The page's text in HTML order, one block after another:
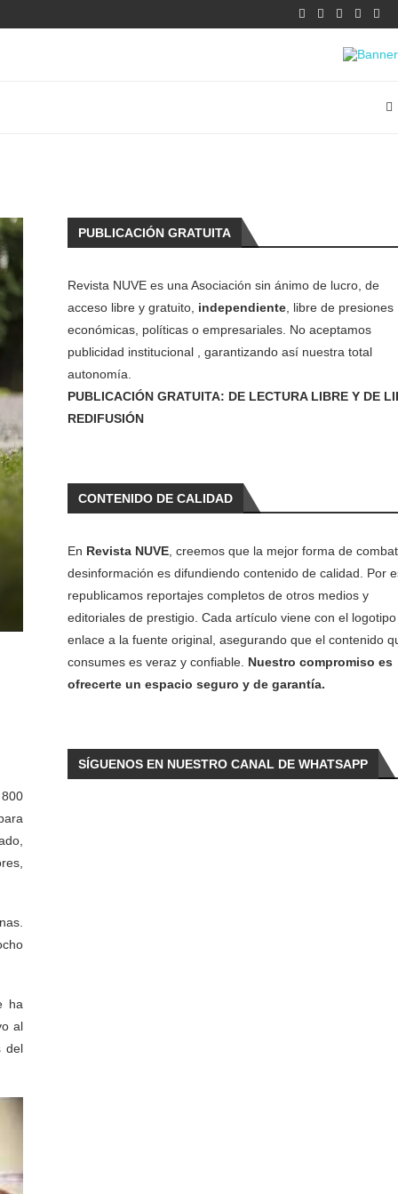
ha
al
del
PUBLICACIÓN GRATUITA
Revista NUVE es una Asociación sin ánimo de lucro, de
acceso libre y gratuito, independiente, libre de presiones
económicas, políticas o empresariales. No aceptamos
publicidad institucional , garantizando así nuestra total
autonomía.
PUBLICACIÓN GRATUITA: DE LECTURA LIBRE Y DE
REDIFUSIÓN
CONTENIDO DE CALIDAD
En Revista NUVE, creemos que la mejor forma de
desinformación es difundiendo contenido de calidad. Por
republicamos reportajes completos de otros medios y
editoriales de prestigio. Cada artículo viene con el
enlace a la fuente original, asegurando que el contenido
consumes es veraz y confiable. Nuestro compromiso es
ofrecerte un espacio seguro y de garantía.
SÍGUENOS EN NUESTRO CANAL DE WHATSAPP